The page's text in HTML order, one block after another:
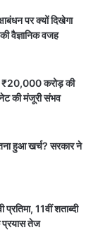
पर क्यों दिखेगा
वैज्ञानिक वजह
₹20,000 करोड़ की
की मंजूरी संभव
हुआ खर्च? सरकार ने
प्रतिमा, 11वीं शताब्दी
प्रयास तेज